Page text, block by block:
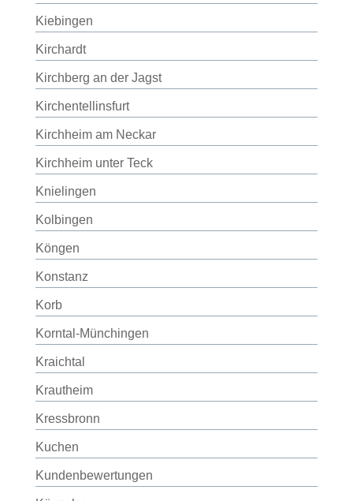
Kiebingen
Kirchardt
Kirchberg an der Jagst
Kirchentellinsfurt
Kirchheim am Neckar
Kirchheim unter Teck
Knielingen
Kolbingen
Köngen
Konstanz
Korb
Korntal-Münchingen
Kraichtal
Krautheim
Kressbronn
Kuchen
Kundenbewertungen